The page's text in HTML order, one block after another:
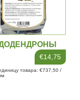
€14,75
товара: €737,50 /